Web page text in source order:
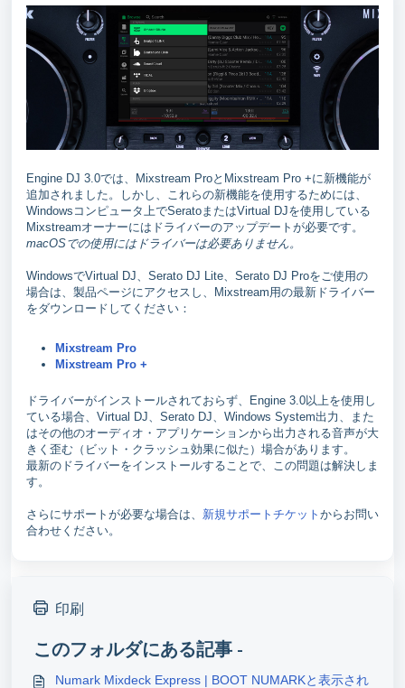
Engine DJ 3.0では、Mixstream ProとMixstream Pro +に新機能が
追加されました。しかし、これらの新機能を使用するためには、
Windowsコンピュータ上でSeratoまたはVirtual DJを使用している
Mixstreamオーナーにはドライバーのアップデートが必要です。
macOSでの使用にはドライバーは必要ありません。
WindowsでVirtual DJ、Serato DJ Lite、Serato DJ Proをご使用の
場合は、製品ページにアクセスし、Mixstream用の最新ドライバー
をダウンロードしてください：
Mixstream Pro
Mixstream Pro +
ドライバーがインストールされておらず、Engine 3.0以上を使用し
ている場合、Virtual DJ、Serato DJ、Windows System出力、また
はその他のオーディオ・アプリケーションから出力される音声が大
きく歪む（ビット・クラッシュ効果に似た）場合があります。
最新のドライバーをインストールすることで、この問題は解決しま
す。
さらにサポートが必要な場合は、 新規サポートチケット からお問い
合わせください。
印刷
このフォルダにある記事 -
Numark Mixdeck Express | BOOT NUMARKと表示され